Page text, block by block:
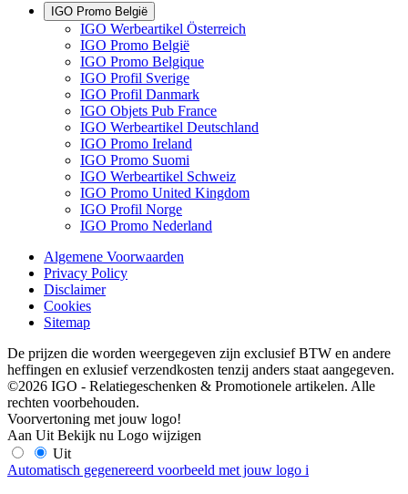
IGO Promo België
IGO Werbeartikel Österreich
IGO Promo België
IGO Promo Belgique
IGO Profil Sverige
IGO Profil Danmark
IGO Objets Pub France
IGO Werbeartikel Deutschland
IGO Promo Ireland
IGO Promo Suomi
IGO Werbeartikel Schweiz
IGO Promo United Kingdom
IGO Profil Norge
IGO Promo Nederland
Algemene Voorwaarden
Privacy Policy
Disclaimer
Cookies
Sitemap
De prijzen die worden weergegeven zijn exclusief BTW en andere
heffingen en exlusief verzendkosten tenzij anders staat aangegeven.
©2026 IGO - Relatiegeschenken & Promotionele artikelen. Alle
rechten voorbehouden.
Voorvertoning met jouw logo!
Aan Uit Bekijk nu Logo wijzigen
Uit
Automatisch gegenereerd voorbeeld met jouw logo i